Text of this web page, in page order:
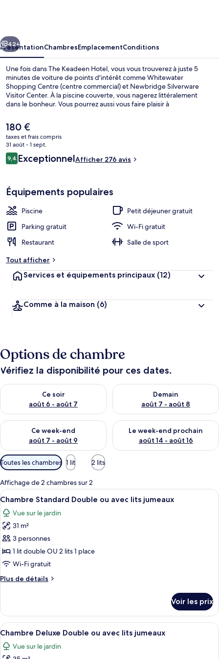
Suivant
42+
PrésentationChambresEmplacementConditions
Une fois dans The Keadeen Hotel, vous vous trouverez à juste 5
minutes de voiture de points d'intérêt comme Whitewater
Shopping Centre (centre commercial) et Newbridge Silverware
Visitor Center. À la piscine couverte, vous nagerez littéralement
dans le bonheur. Vous pourrez aussi vous faire plaisir à
lieu. Ouvert à l'heure du petit déjeuner et du dîner, il vous régale de
ses spécialités Cuisine internationale. Parmi les autres petits
avantages de cet hébergement figurent 2 bars/lounges, un centre
de remise en forme et une salle de fitness.
Le
prix
actuel
est
de
180 €
taxes et frais compris
31 août - 1 sept.
Avis
voyageurs
9,49,4 sur 10
ExceptionnelAfficher 276 avis
Équipements populaires
Piscine
Petit déjeuner gratuit
Parking gratuit
Wi-Fi gratuit
Restaurant
Salle de sport
Tout afficher
Services et équipements principaux (12)
Comme à la maison (6)
Options de chambre
Vérifiez la disponibilité pour ces dates.
Ce soir
août 6 - août 7
Vérifier la disponibilité pour ce soir août 6 - août 7
Demain
août 7 - août 8
Vérifier la disponibilité pour
Ce week-end
août 7 - août 9
Vérifier la disponibilité pour ce week-end août 7 - août 9
Le week-end prochain
août 14 - août 16
Vérifier la disponibilité pour
Filtres
disponibles
pour
les
chambres
Toutes les chambres 1 lit 2 lits
Affichage de 2 chambres sur 2
Afficher
toutes
les
photos
pour
ce
type
chambre :
Double
ou
avec
lits
Une chambre d’hôtel avec un grand
3
Chambre Standard Double ou avec lits jumeaux
Vue sur le jardin
31 m²
3 personnes
1 lit double OU 2 lits 1 place
Wi-Fi gratuit
Plus de détails
Plus
le
type
de
chambre
Chambre
Voir les prix
Afficher
toutes
les
Une chambre d’hôtel avec un grand
6
Chambre Deluxe Double ou avec lits jumeaux
Vue sur le jardin